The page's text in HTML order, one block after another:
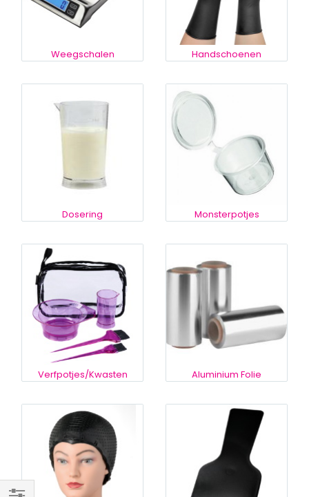
Weegschalen Handschoenen
Dosering Monsterpotjes
Verfpotjes/Kwasten Aluminium Folie